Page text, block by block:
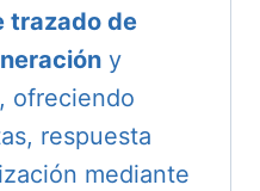
trazado de
y
, ofreciendo
respuesta
mediante